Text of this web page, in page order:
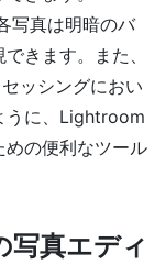
写真は明暗のバ
きます。また、
ッシングにおい
うに、Lightroom
めの便利なツール
写真エディ